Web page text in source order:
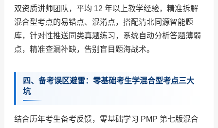
双资质讲师团队，平均 12 年以上教学经验，精准拆解
混合型考点的易错点、混淆点，搭配清北同源智能题
库，针对性推送同类真题练习，系统自动分析答题薄弱
点，精准查漏补缺，告别盲目题海战术。
四、备考误区避雷：零基础考生学混合型考点三大
坑
结合历年考生备考反馈，零基础学习 PMP 第七版混合